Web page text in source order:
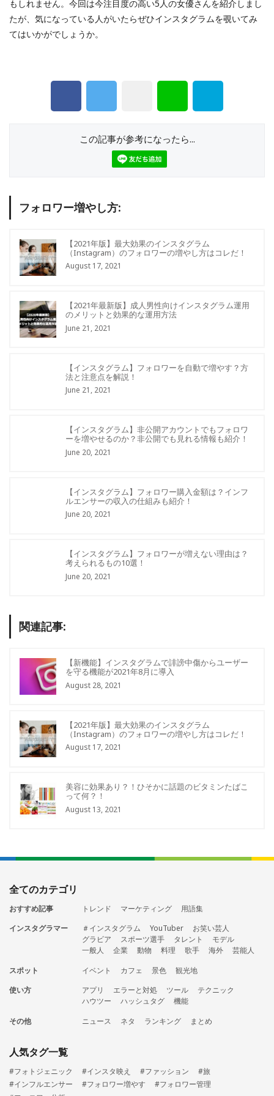
もしれません。今回は今注目度の高い5人の女優さんを紹介しまし
たが、気になっている人がいたらぜひインスタグラムを覗いてみ
てはいかがでしょうか。
この記事が参考になったら...
フォロワー増やし方:
【2021年版】最大効果のインスタグラム
（Instagram）のフォロワーの増やし方はコレだ！
August 17, 2021
【2021年最新版】成人男性向けインスタグラム運用
のメリットと効果的な運用方法
June 21, 2021
【インスタグラム】フォロワーを自動で増やす？方
法と注意点を解説！
June 21, 2021
【インスタグラム】非公開アカウントでもフォロワ
ーを増やせるのか？非公開でも見れる情報も紹介！
June 20, 2021
【インスタグラム】フォロワー購入金額は？インフ
ルエンサーの収入の仕組みも紹介！
June 20, 2021
【インスタグラム】フォロワーが増えない理由は？
考えられるもの10選！
June 20, 2021
関連記事:
【新機能】インスタグラムで誹謗中傷からユーザー
を守る機能が2021年8月に導入
August 28, 2021
【2021年版】最大効果のインスタグラム
（Instagram）のフォロワーの増やし方はコレだ！
August 17, 2021
美容に効果あり？！ひそかに話題のビタミンたばこ
って何？！
August 13, 2021
全てのカテゴリ
おすすめ記事 トレンド マーケティング
用語集
インスタグラマー
＃インスタグラム YouTuber
お笑い芸人
グラビア
スポーツ選手 タレント
モデル
一般人
企業 動物 料理 歌手 海外
芸能人
スポット
イベント カフェ 景色
観光地
使い方
アプリ エラーと対処 ツール
テクニック
ハウツー
ハッシュタグ
機能
その他
ニュース ネタ ランキング まとめ
人気タグ一覧
#フォトジェニック #インスタ映え #ファッション
#旅
#インフルエンサー
#フォロワー増やす
#フォロワー管理